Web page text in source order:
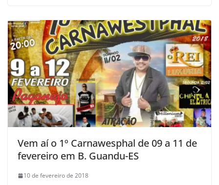
Vem aí o 1º Carnawesphal de 09 a 11 de
fevereiro em B. Guandu-ES
10 de fevereiro de 2018